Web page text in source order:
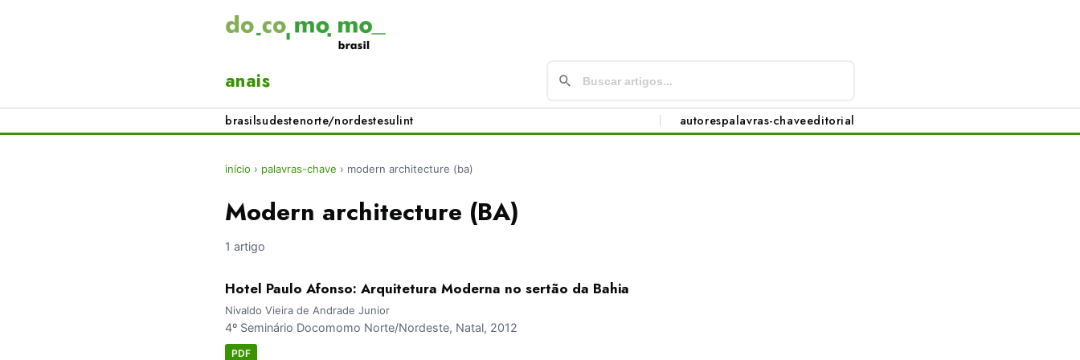
anais
brasilsudestenorte/nordestesulint autorespalavras-chaveeditorial
início › palavras-chave › modern architecture (ba)
Modern architecture (BA)
1 artigo
Hotel Paulo Afonso: Arquitetura Moderna no sertão da Bahia
Nivaldo Vieira de Andrade Junior
4º Seminário Docomomo Norte/Nordeste, Natal, 2012
PDF